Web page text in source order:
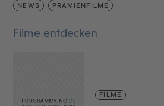
NEWS PRÄMIENFILME
Filme entdecken
FILME